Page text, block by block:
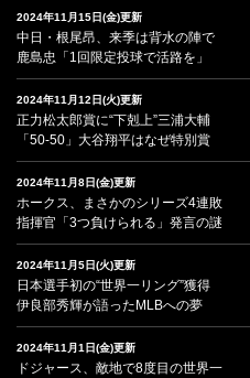
2024年11月15日(金)更新
中日・根尾昂、来季は背水の陣で
鹿島忠「1回限定投球で活路を」
2024年11月12日(火)更新
正力松太郎賞に“下剋上”三浦大輔
「50-50」大谷翔平はなぜ特別賞
2024年11月8日(金)更新
ホークス、まさかのシリーズ4連敗
指揮官「3つ負けられる」発言の謎
2024年11月5日(火)更新
日本選手初の“世界一リング”獲得
伊良部秀輝が語ったMLBへの夢
2024年11月1日(金)更新
ドジャース、敵地で8度目の世界一